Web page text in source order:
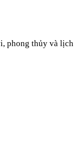
phong thủy và lịch